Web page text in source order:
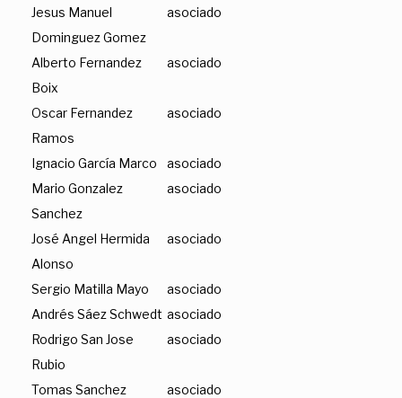
Jesus Manuel
Dominguez Gomez
asociado
Alberto Fernandez
Boix
asociado
Oscar Fernandez
Ramos
asociado
Ignacio García Marco
asociado
Mario Gonzalez
Sanchez
asociado
José Angel Hermida
Alonso
asociado
Sergio Matilla Mayo
asociado
Andrés Sáez Schwedt asociado
Rodrigo San Jose
Rubio
asociado
Tomas Sanchez
asociado